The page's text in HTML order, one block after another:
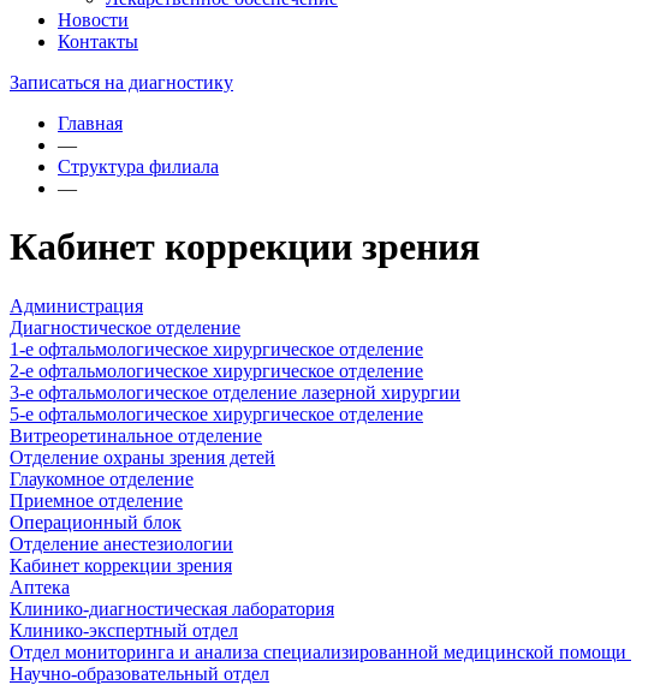
Новости
Контакты
Записаться на диагностику
Главная
—
Структура филиала
—
Кабинет коррекции зрения
Администрация
Диагностическое отделение
1-е офтальмологическое хирургическое отделение
2-е офтальмологическое хирургическое отделение
3-е офтальмологическое отделение лазерной хирургии
5-е офтальмологическое хирургическое отделение
Витреоретинальное отделение
Отделение охраны зрения детей
Глаукомное отделение
Приемное отделение
Операционный блок
Отделение анестезиологии
Кабинет коррекции зрения
Аптека
Клинико-диагностическая лаборатория
Клинико-экспертный отдел
Отдел мониторинга и анализа специализированной медицинской помощи
Научно-образовательный отдел